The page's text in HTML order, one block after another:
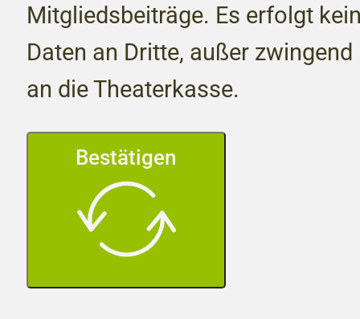
Mitgliedsbeiträge. Es erfolgt
Daten an Dritte, außer
an die Theaterkasse.
Bestätigen